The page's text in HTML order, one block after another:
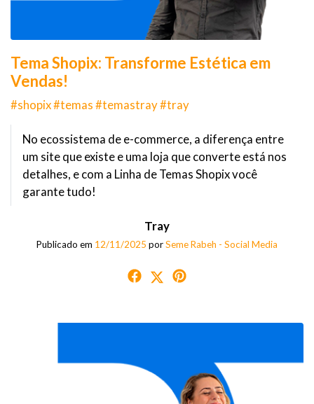
Tema Shopix: Transforme Estética em
Vendas!
#shopix #temas #temastray #tray
No ecossistema de e-commerce, a diferença entre
um site que existe e uma loja que converte está nos
detalhes, e com a Linha de Temas Shopix você
garante tudo!
Tray
Publicado em 12/11/2025 porSeme Rabeh - Social Media